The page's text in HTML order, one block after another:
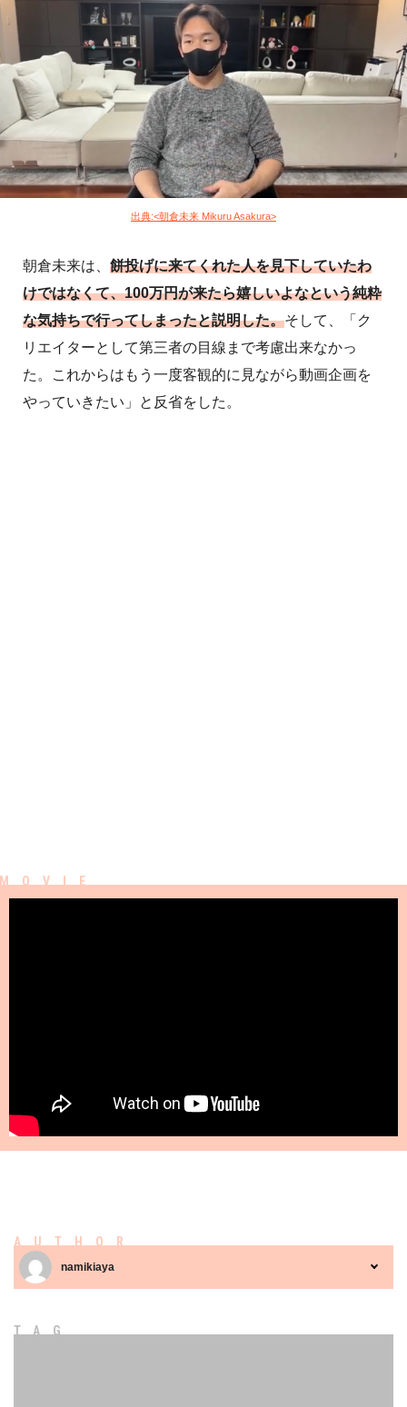
出典:<朝倉未来 Mikuru Asakura>
朝倉未来は、 餅投げに来てくれた人を見下していたわ
けではなくて、100万円が来たら嬉しいよなという純粋
な気持ちで行ってしまったと説明した。そして、「ク
リエイターとして第三者の目線まで考慮出来なかっ
た。これからはもう一度客観的に見ながら動画企画を
やっていきたい」と反省をした。
AUTHOR
namikiaya
TAG